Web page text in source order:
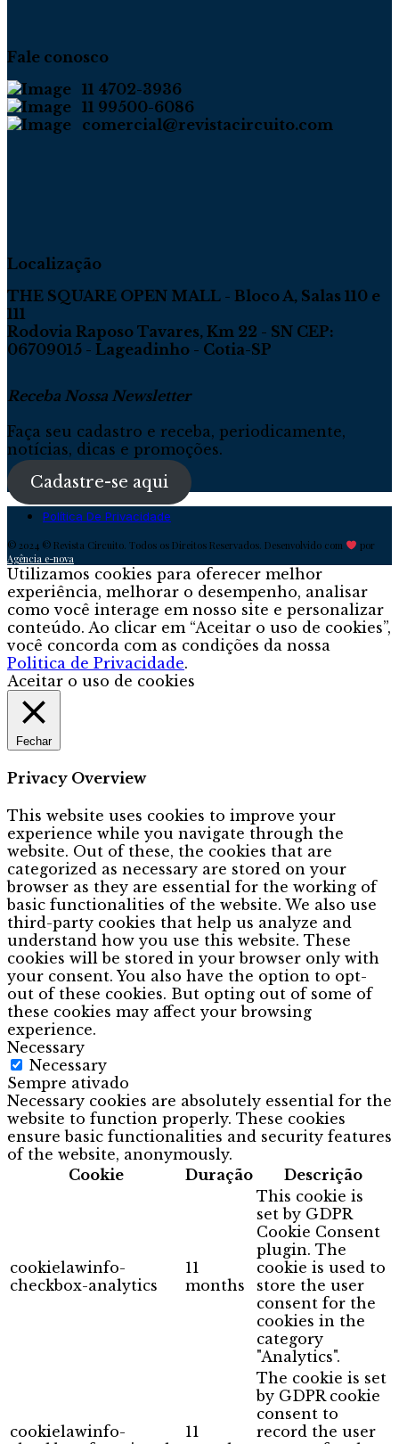
Fale conosco
11 4702-3936
11 99500-6086
comercial@revistacircuito.com
Localização
THE SQUARE OPEN MALL - Bloco A, Salas 110 e
111
Rodovia Raposo Tavares, Km 22 - SN CEP:
06709015 - Lageadinho - Cotia-SP
Receba Nossa Newsletter
Faça seu cadastro e receba, periodicamente,
notícias, dicas e promoções.
Cadastre-se aqui
Política De Privacidade
© 2024 © Revista Circuito. Todos os Direitos Reservados. Desenvolvido com
por
Agência e-nova
Utilizamos cookies para oferecer melhor
experiência, melhorar o desempenho, analisar
como você interage em nosso site e personalizar
conteúdo. Ao clicar em “Aceitar o uso de cookies”,
você concorda com as condições da nossa
Politica de Privacidade.
Aceitar o uso de cookies
Fechar
Privacy Overview
This website uses cookies to improve your
experience while you navigate through the
website. Out of these, the cookies that are
categorized as necessary are stored on your
browser as they are essential for the working of
basic functionalities of the website. We also use
third-party cookies that help us analyze and
understand how you use this website. These
cookies will be stored in your browser only with
your consent. You also have the option to opt-
out of these cookies. But opting out of some of
these cookies may affect your browsing
experience.
Necessary
Necessary
Sempre ativado
Necessary cookies are absolutely essential for the
website to function properly. These cookies
ensure basic functionalities and security features
of the website, anonymously.
Cookie
Duração Descrição
cookielawinfo-
checkbox-analytics
11
months
This cookie is
set by GDPR
Cookie Consent
plugin. The
cookie is used to
store the user
consent for the
cookies in the
category
"Analytics".
cookielawinfo-
11
The cookie is set
by GDPR cookie
consent to
record the user